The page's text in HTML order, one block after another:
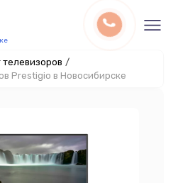
/
Prestigio в Новосибирске